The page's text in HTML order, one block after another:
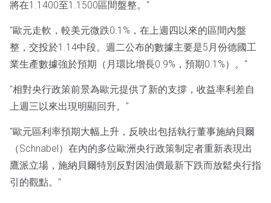
將在1.1400至1.1500區間盤整。"
"歐元走軟，較美元微跌0.1%，在上週四以來的區間內盤
整，交投於1.14中段。週二公布的數據主要是5月份德國工
業生產數據強於預期（月環比增長0.9%，預期0.1%）。"
"相對央行政策前景為歐元提供了新的支撐，收益率利差自
上週三以來出現明顯回升。"
"歐元區利率預期大幅上升，反映出包括執行董事施納貝爾
（Schnabel）在內的多位歐洲央行政策制定者重新表現出
鷹派立場，施納貝爾特別反對因油價最新下跌而放鬆央行指
引的觀點。"